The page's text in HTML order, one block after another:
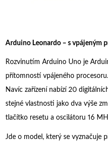
Arduino Leonardo – s vpájeným
Rozvinutím Arduino Uno je
přítomností vpájeného
Navíc zařízení nabízí 20
stejné vlastnosti jako dva výše
tlačítko resetu a oscilátoru 16
Jde o model, který se vyznačuje